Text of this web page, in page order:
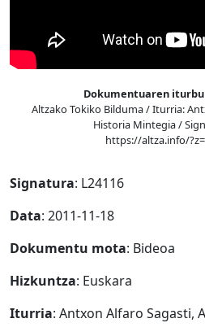
Dokumentuaren
Altzako Tokiko Bilduma / Iturria:
Historia Mintegia /
https://altza.info/
Signatura: L24116
Data: 2011-11-18
Dokumentu mota: Bideoa
Hizkuntza: Euskara
Iturria: Antxon Alfaro Sagasti,